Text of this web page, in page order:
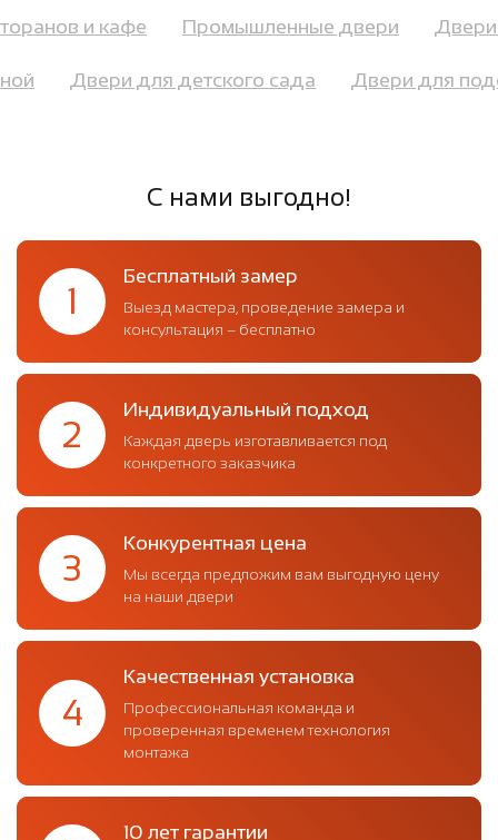
и кафе Промышленные двери Двери
Двери для детского сада Двери для
С нами выгодно!
1
Бесплатный замер
Выезд мастера, проведение замера и
консультация – бесплатно
2
Индивидуальный подход
Каждая дверь изготавливается под
конкретного заказчика
3
Конкурентная цена
Мы всегда предложим вам выгодную цену
на наши двери
4
Качественная установка
Профессиональная команда и
проверенная временем технология
монтажа
10 лет гарантии